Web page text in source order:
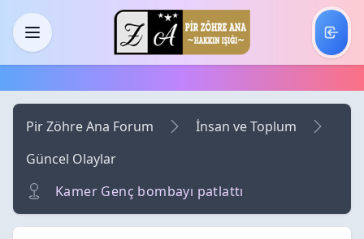
Skip to main content
Menü
Pir Zöhre Ana Forum
İnsan ve Toplum
Güncel Olaylar
Kamer Genç bombayı patlattı